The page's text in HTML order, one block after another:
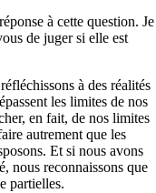
à cette question. Je
de juger si elle est
à des réalités
les limites de nos
en fait, de nos limites
autrement que les
Et si nous avons
nous reconnaissons que
partielles.